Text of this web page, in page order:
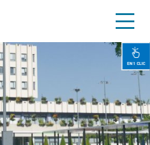
EN 1 CLIC